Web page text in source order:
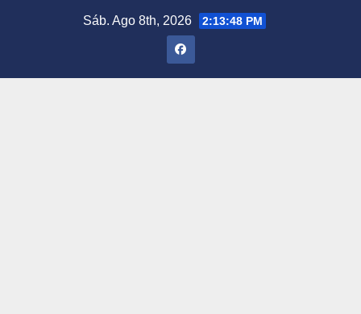
Sáb. Ago 8th, 2026 2:13:49 PM